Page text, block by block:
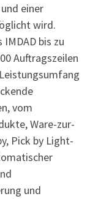
und einer
wird.
bis zu
Auftragszeilen
vom
Ware-zur-
Pick by Light-
und